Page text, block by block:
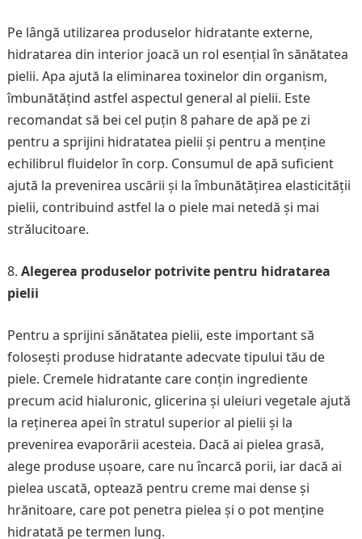
Pe lângă utilizarea produselor hidratante externe,
hidratarea din interior joacă un rol esențial în sănătatea
pielii. Apa ajută la eliminarea toxinelor din organism,
îmbunătățind astfel aspectul general al pielii. Este
recomandat să bei cel puțin 8 pahare de apă pe zi
pentru a sprijini hidratatea pielii și pentru a menține
echilibrul fluidelor în corp. Consumul de apă suficient
ajută la prevenirea uscării și la îmbunătățirea elasticității
pielii, contribuind astfel la o piele mai netedă și mai
strălucitoare.
Alegerea produselor potrivite pentru hidratarea
pielii
Pentru a sprijini sănătatea pielii, este important să
folosești produse hidratante adecvate tipului tău de
piele. Cremele hidratante care conțin ingrediente
precum acid hialuronic, glicerina și uleiuri vegetale ajută
la reținerea apei în stratul superior al pielii și la
prevenirea evaporării acesteia. Dacă ai pielea grasă,
alege produse ușoare, care nu încarcă porii, iar dacă ai
pielea uscată, optează pentru creme mai dense și
hrănitoare, care pot penetra pielea și o pot menține
hidratată pe termen lung.